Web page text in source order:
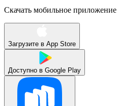
Скачать мобильное приложение
Загрузите в App Store
Доступно в Google Play